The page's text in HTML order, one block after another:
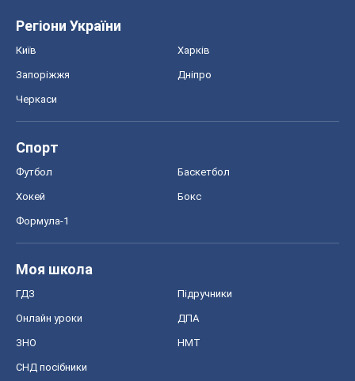
Регіони України
Київ Харків
Запоріжжя Дніпро
Черкаси
Спорт
Футбол Баскетбол
Хокей Бокс
Формула-1
Моя школа
ГДЗ Підручники
Онлайн уроки ДПА
ЗНО НМТ
СНД посібники